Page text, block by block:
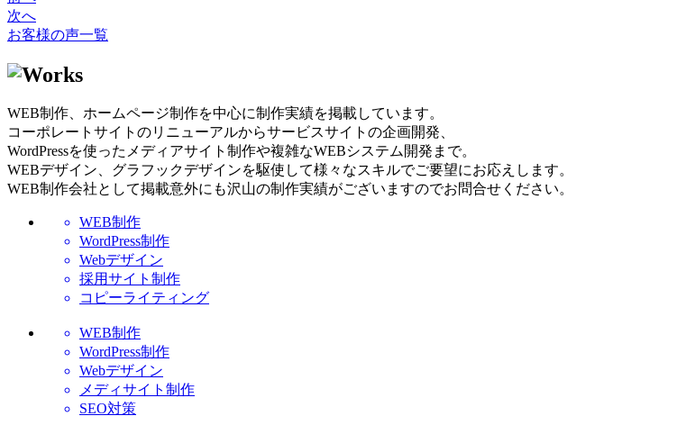
次へ
お客様の声一覧
WEB制作、ホームページ制作を中心に制作実績を掲載しています。
コーポレートサイトのリニューアルからサービスサイトの企画開発、
WordPressを使ったメディアサイト制作や複雑なWEBシステム開発まで。
WEBデザイン、グラフックデザインを駆使して様々なスキルでご要望にお応えします。
WEB制作会社として掲載意外にも沢山の制作実績がございますのでお問合せください。
WEB制作
WordPress制作
Webデザイン
採用サイト制作
コピーライティング
WEB制作
WordPress制作
Webデザイン
メディサイト制作
SEO対策